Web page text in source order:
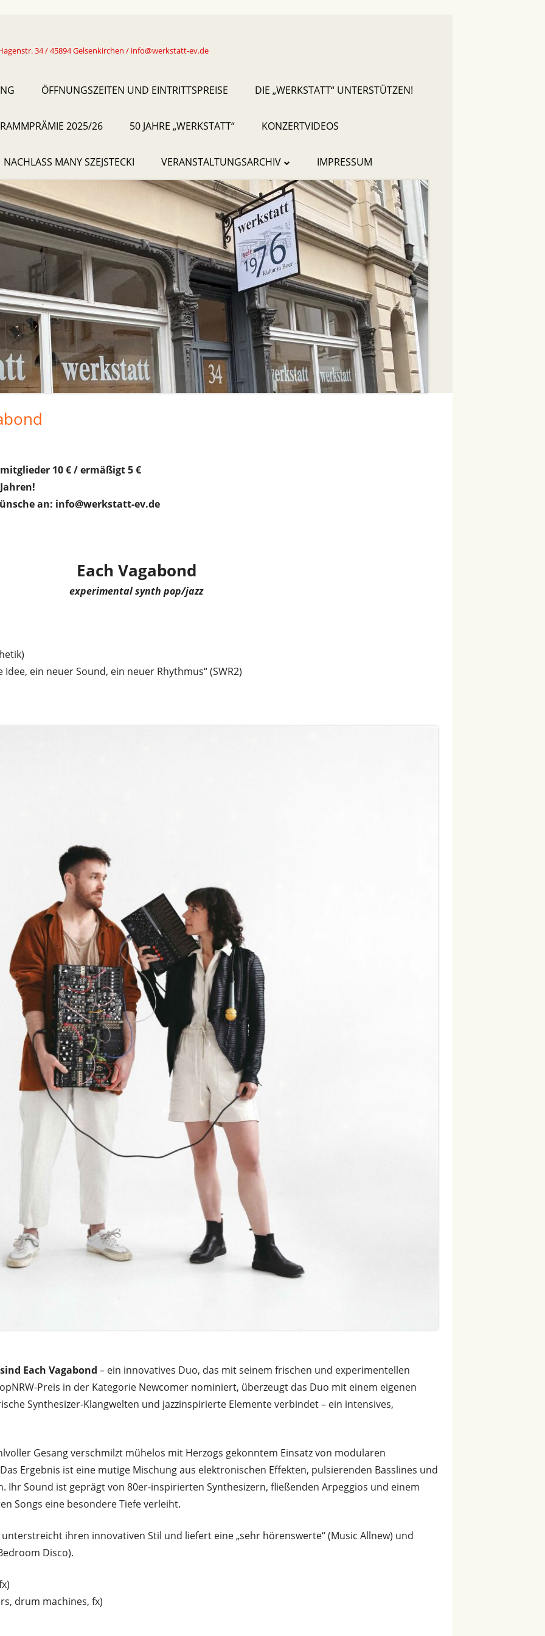
34 / 45894 Gelsenkirchen / info@werkstatt-ev.de
ÖFFNUNGSZEITEN UND EINTRITTSPREISE DIE „WERKSTATT“ UNTERSTÜTZEN!
2025/26 50 JAHRE „WERKSTATT“ KONZERTVIDEOS
NACHLASS MANY SZEJSTECKI VERANSTALTUNGSARCHIV
2019
2021
2022
2023
2024
2025
IMPRESSUM
10 € / ermäßigt 5 €
an: info@werkstatt-ev.de
Each Vagabond
experimental synth pop/jazz
ein neuer Sound, ein neuer Rhythmus“ (SWR2)
Each Vagabond – ein innovatives Duo, das mit seinem frischen und experimentellen
Preis in der Kategorie Newcomer nominiert, überzeugt das Duo mit einem eigenen
Synthesizer-Klangwelten und jazzinspirierte Elemente verbindet – ein intensives,
Gesang verschmilzt mühelos mit Herzogs gekonntem Einsatz von modularen
Ergebnis ist eine mutige Mischung aus elektronischen Effekten, pulsierenden Basslines und
Ihr Sound ist geprägt von 80er-inspirierten Synthesizern, fließenden Arpeggios und einem
Songs eine besondere Tiefe verleiht.
ihren innovativen Stil und liefert eine „sehr hörenswerte“ (Music Allnew) und
Disco).
drum machines, fx)